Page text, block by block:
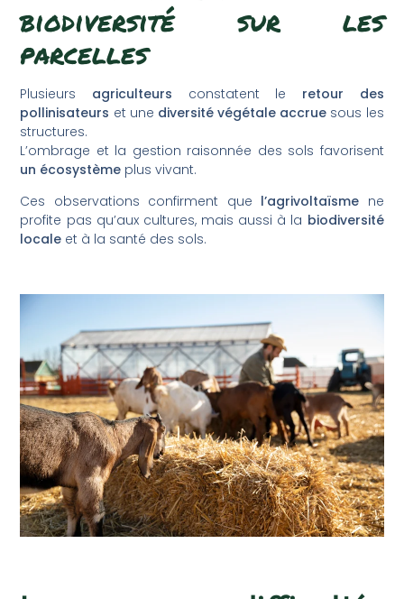
biodiversité sur les
parcelles
Plusieurs agriculteurs constatent le retour des
pollinisateurs et une diversité végétale accrue sous les
structures.
L’ombrage et la gestion raisonnée des sols favorisent
un écosystème plus vivant.
Ces observations confirment que l’agrivoltaïsme ne
profite pas qu’aux cultures, mais aussi à la biodiversité
locale et à la santé des sols.